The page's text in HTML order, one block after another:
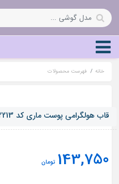
خانه فهرست محصولات
قاب هولگرامی پوست ماری کد c2213
143,750 تومان